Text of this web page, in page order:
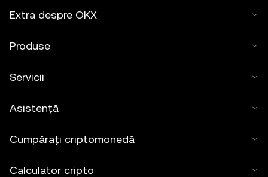
Extra despre OKX
Produse
Servicii
Asistență
Cumpărați criptomonedă
Calculator cripto